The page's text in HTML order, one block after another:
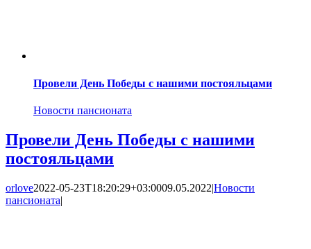
Провели День Победы с нашими постояльцами
Новости пансионата
Провели День Победы с нашими
постояльцами
orlove2022-05-23T18:20:29+03:0009.05.2022|Новости
пансионата|